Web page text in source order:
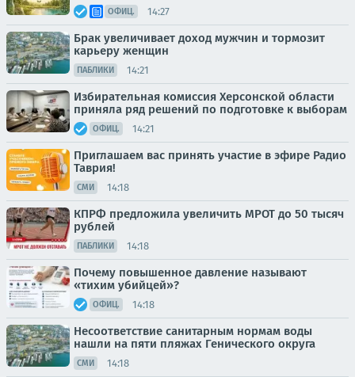
ОФИЦ. 14:27
Брак увеличивает доход мужчин и тормозит
карьеру женщин
ПАБЛИКИ 14:21
Избирательная комиссия Херсонской области
приняла ряд решений по подготовке к выборам
ОФИЦ. 14:21
Приглашаем вас принять участие в эфире Радио
Таврия!
СМИ 14:18
КПРФ предложила увеличить МРОТ до 50 тысяч
рублей
ПАБЛИКИ 14:18
Почему повышенное давление называют
«тихим убийцей»?
ОФИЦ. 14:18
Несоответствие санитарным нормам воды
нашли на пяти пляжах Генического округа
СМИ 14:18